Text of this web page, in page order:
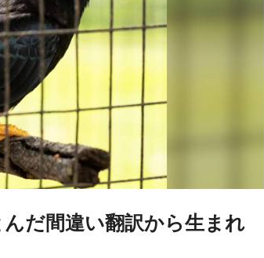
だ間違い翻訳から生まれ